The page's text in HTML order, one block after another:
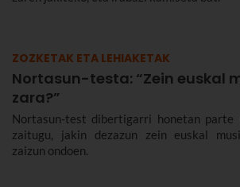
ZOZKETAK ETA LEHIAKETAK
Nortasun-testa: “Zein euskal
zara?”
Nortasun-test dibertigarri honetan parte
zaitugu, jakin dezazun zein euskal
zaizun ondoen.